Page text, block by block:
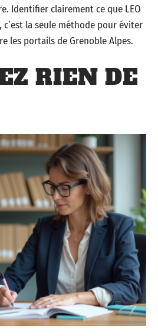
Identifier clairement ce que LEO
c’est la seule méthode pour éviter
les portails de Grenoble Alpes.
RIEN DE